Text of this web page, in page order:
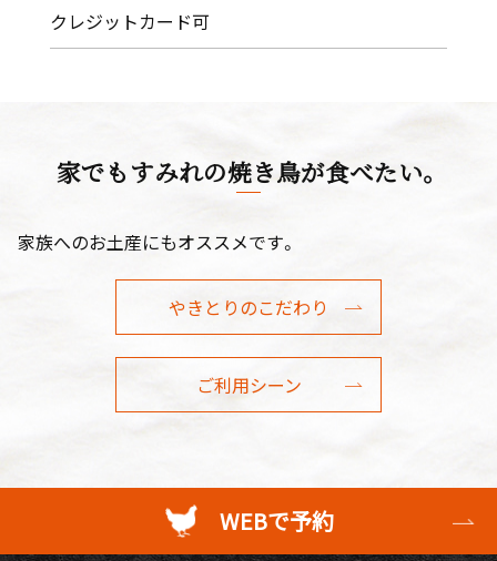
クレジットカード可
家でもすみれの焼き鳥が食べたい。
家族へのお土産にもオススメです。
やきとりのこだわり
ご利用シーン
WEBで予約